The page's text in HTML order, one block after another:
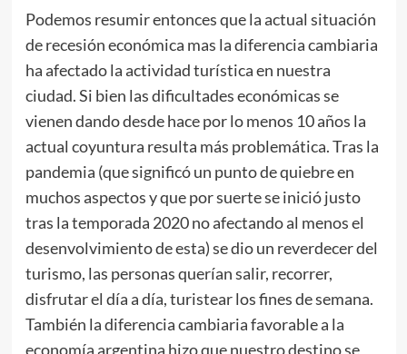
Podemos resumir entonces que la actual situación
de recesión económica mas la diferencia cambiaria
ha afectado la actividad turística en nuestra
ciudad. Si bien las dificultades económicas se
vienen dando desde hace por lo menos 10 años la
actual coyuntura resulta más problemática. Tras la
pandemia (que significó un punto de quiebre en
muchos aspectos y que por suerte se inició justo
tras la temporada 2020 no afectando al menos el
desenvolvimiento de esta) se dio un reverdecer del
turismo, las personas querían salir, recorrer,
disfrutar el día a día, turistear los fines de semana.
También la diferencia cambiaria favorable a la
economía argentina hizo que nuestro destino se